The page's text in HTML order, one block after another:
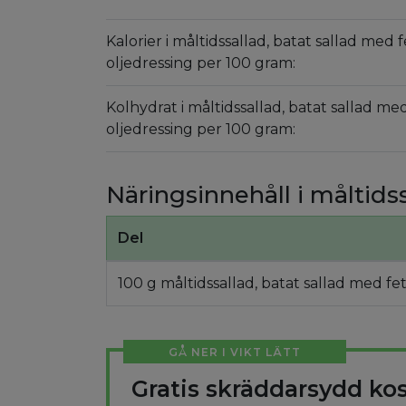
Kalorier i måltidssallad, batat sallad med
oljedressing per 100 gram:
Kolhydrat i måltidssallad, batat sallad
oljedressing per 100 gram:
Näringsinnehåll i
Del
100 g måltidssallad, batat sallad med
GÅ NER I VIKT LÄTT
Gratis skräddarsydd